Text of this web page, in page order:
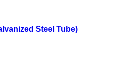
Steel Tube)